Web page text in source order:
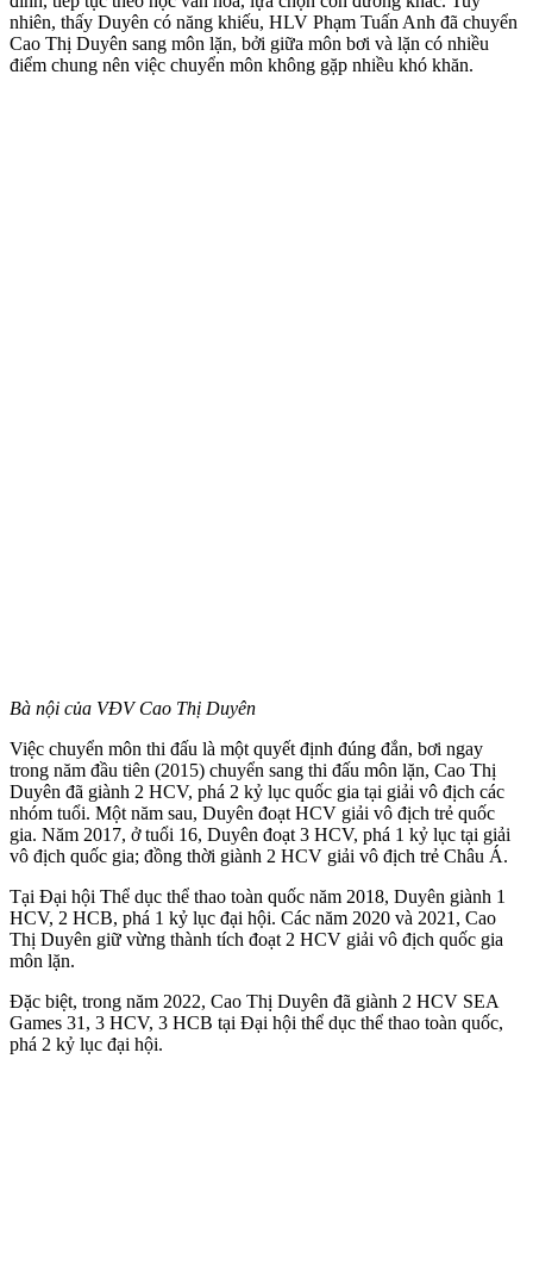
nhiên, thấy Duyên có năng khiếu, HLV Phạm Tuấn Anh đã chuyển
Cao Thị Duyên sang môn lặn, bởi giữa môn bơi và lặn có nhiều
điểm chung nên việc chuyển môn không gặp nhiều khó khăn.
Bà nội của VĐV Cao Thị Duyên
Việc chuyển môn thi đấu là một quyết định đúng đắn, bơi ngay
trong năm đầu tiên (2015) chuyển sang thi đấu môn lặn, Cao Thị
Duyên đã giành 2 HCV, phá 2 kỷ lục quốc gia tại giải vô địch các
nhóm tuổi. Một năm sau, Duyên đoạt HCV giải vô địch trẻ quốc
gia. Năm 2017, ở tuổi 16, Duyên đoạt 3 HCV, phá 1 kỷ lục tại giải
vô địch quốc gia; đồng thời giành 2 HCV giải vô địch trẻ Châu Á.
Tại Đại hội Thể dục thể thao toàn quốc năm 2018, Duyên giành 1
HCV, 2 HCB, phá 1 kỷ lục đại hội. Các năm 2020 và 2021, Cao
Thị Duyên giữ vừng thành tích đoạt 2 HCV giải vô địch quốc gia
môn lặn.
Đặc biệt, trong năm 2022, Cao Thị Duyên đã giành 2 HCV SEA
Games 31, 3 HCV, 3 HCB tại Đại hội thể dục thể thao toàn quốc,
phá 2 kỷ lục đại hội.